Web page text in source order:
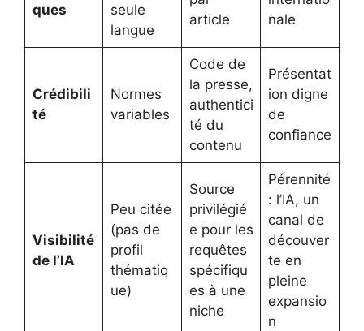
ques
seule
langue
article
nale
Crédibili
té
Normes
variables
Code de
la presse,
authentici
té du
contenu
Présentat
ion digne
de
confiance
Visibilité
de l’IA
Peu citée
(pas de
profil
thématiq
ue)
Source
privilégié
e pour les
requêtes
spécifiqu
es à une
niche
Pérennité
: l’IA, un
canal de
découver
te en
pleine
expansio
n